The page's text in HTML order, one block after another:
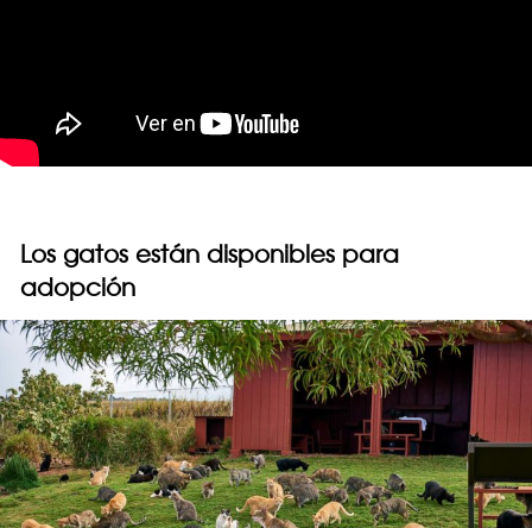
Los gatos están disponibles para
adopción